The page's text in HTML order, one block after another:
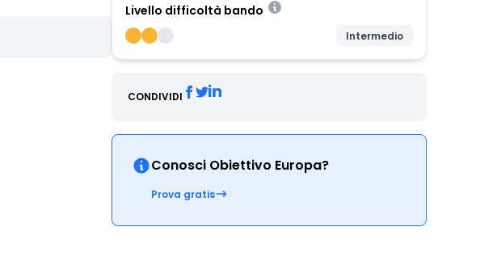
Livello difficoltà bando
Intermedio
CONDIVIDI
Conosci Obiettivo Europa?
Prova gratis